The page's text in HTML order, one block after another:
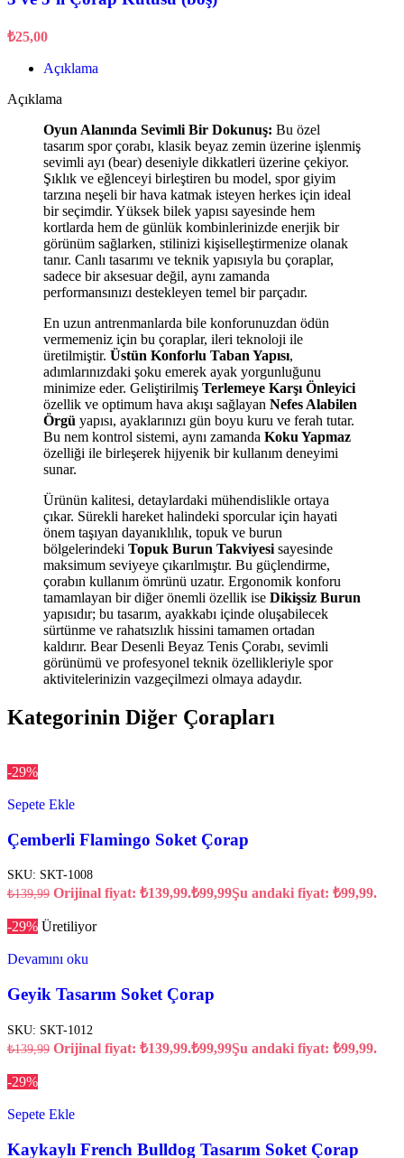
₺25,00
Açıklama
Açıklama
Oyun Alanında Sevimli Bir Dokunuş: Bu özel
tasarım spor çorabı, klasik beyaz zemin üzerine işlenmiş
sevimli ayı (bear) deseniyle dikkatleri üzerine çekiyor.
Şıklık ve eğlenceyi birleştiren bu model, spor giyim
tarzına neşeli bir hava katmak isteyen herkes için ideal
bir seçimdir. Yüksek bilek yapısı sayesinde hem
kortlarda hem de günlük kombinlerinizde enerjik bir
görünüm sağlarken, stilinizi kişiselleştirmenize olanak
tanır. Canlı tasarımı ve teknik yapısıyla bu çoraplar,
sadece bir aksesuar değil, aynı zamanda
performansınızı destekleyen temel bir parçadır.
En uzun antrenmanlarda bile konforunuzdan ödün
vermemeniz için bu çoraplar, ileri teknoloji ile
üretilmiştir. Üstün Konforlu Taban Yapısı,
adımlarınızdaki şoku emerek ayak yorgunluğunu
minimize eder. Geliştirilmiş Terlemeye Karşı Önleyici
özellik ve optimum hava akışı sağlayan Nefes Alabilen
Örgü yapısı, ayaklarınızı gün boyu kuru ve ferah tutar.
Bu nem kontrol sistemi, aynı zamanda Koku Yapmaz
özelliği ile birleşerek hijyenik bir kullanım deneyimi
sunar.
Ürünün kalitesi, detaylardaki mühendislikle ortaya
çıkar. Sürekli hareket halindeki sporcular için hayati
önem taşıyan dayanıklılık, topuk ve burun
bölgelerindeki Topuk Burun Takviyesi sayesinde
maksimum seviyeye çıkarılmıştır. Bu güçlendirme,
çorabın kullanım ömrünü uzatır. Ergonomik konforu
tamamlayan bir diğer önemli özellik ise Dikişsiz Burun
yapısıdır; bu tasarım, ayakkabı içinde oluşabilecek
sürtünme ve rahatsızlık hissini tamamen ortadan
kaldırır. Bear Desenli Beyaz Tenis Çorabı, sevimli
görünümü ve profesyonel teknik özellikleriyle spor
aktivitelerinizin vazgeçilmezi olmaya adaydır.
Kategorinin Diğer Çorapları
-29%
Sepete Ekle
Çemberli Flamingo Soket Çorap
SKU: SKT-1008
₺139,99 Orijinal fiyat: ₺139,99.₺99,99Şu andaki fiyat: ₺99,99.
-29% Üretiliyor
Devamını oku
Geyik Tasarım Soket Çorap
SKU: SKT-1012
₺139,99 Orijinal fiyat: ₺139,99.₺99,99Şu andaki fiyat: ₺99,99.
-29%
Sepete Ekle
Kaykaylı French Bulldog Tasarım Soket Çorap